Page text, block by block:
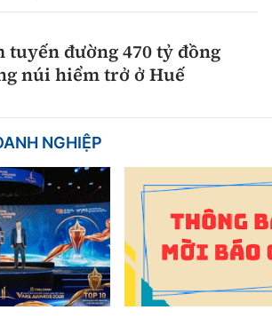
tuyến đường 470 tỷ đồng
núi hiểm trở ở Huế
NGHIỆP